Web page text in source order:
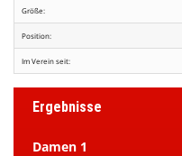
Größe:
Position:
Im Verein seit:
Ergebnisse
Damen 1